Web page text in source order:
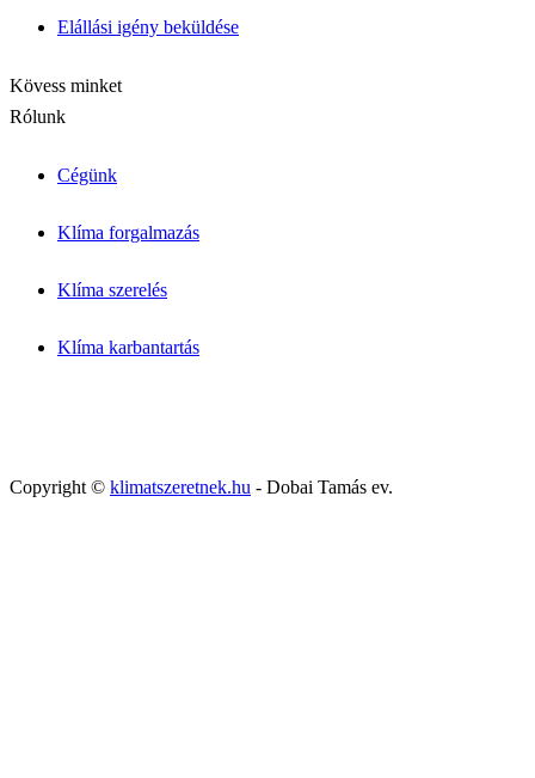
Blog cikkekElállási igény beküldése
Kövess minket
Rólunk
Cégünk
Klíma forgalmazás
Klíma szerelés
Klíma karbantartás
Copyright © klimatszeretnek.hu - Dobai Tamás ev.